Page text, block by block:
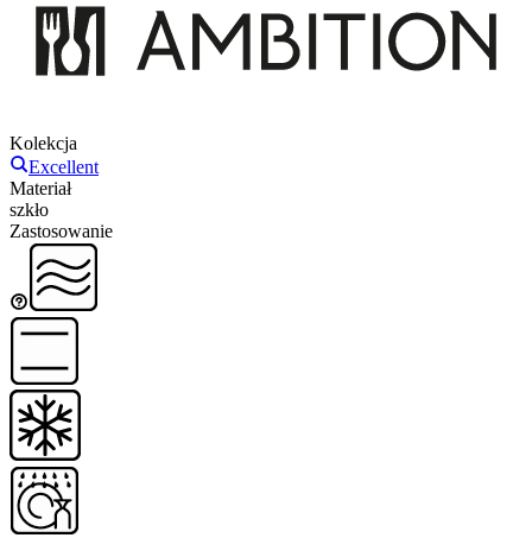
Kolekcja
Excellent
Materiał
szkło
Zastosowanie